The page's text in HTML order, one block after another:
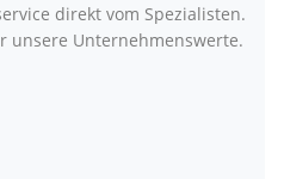
direkt vom Spezialisten.
unsere Unternehmenswerte.